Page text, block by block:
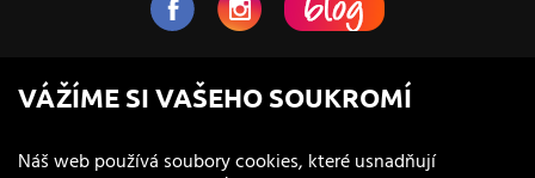
NaVlas.cz - Vlasová kosmetika
provozovatel e-shopu a prodejen
VÁŽÍME SI VAŠEHO SOUKROMÍ
Náš web používá soubory cookies, které usnadňují